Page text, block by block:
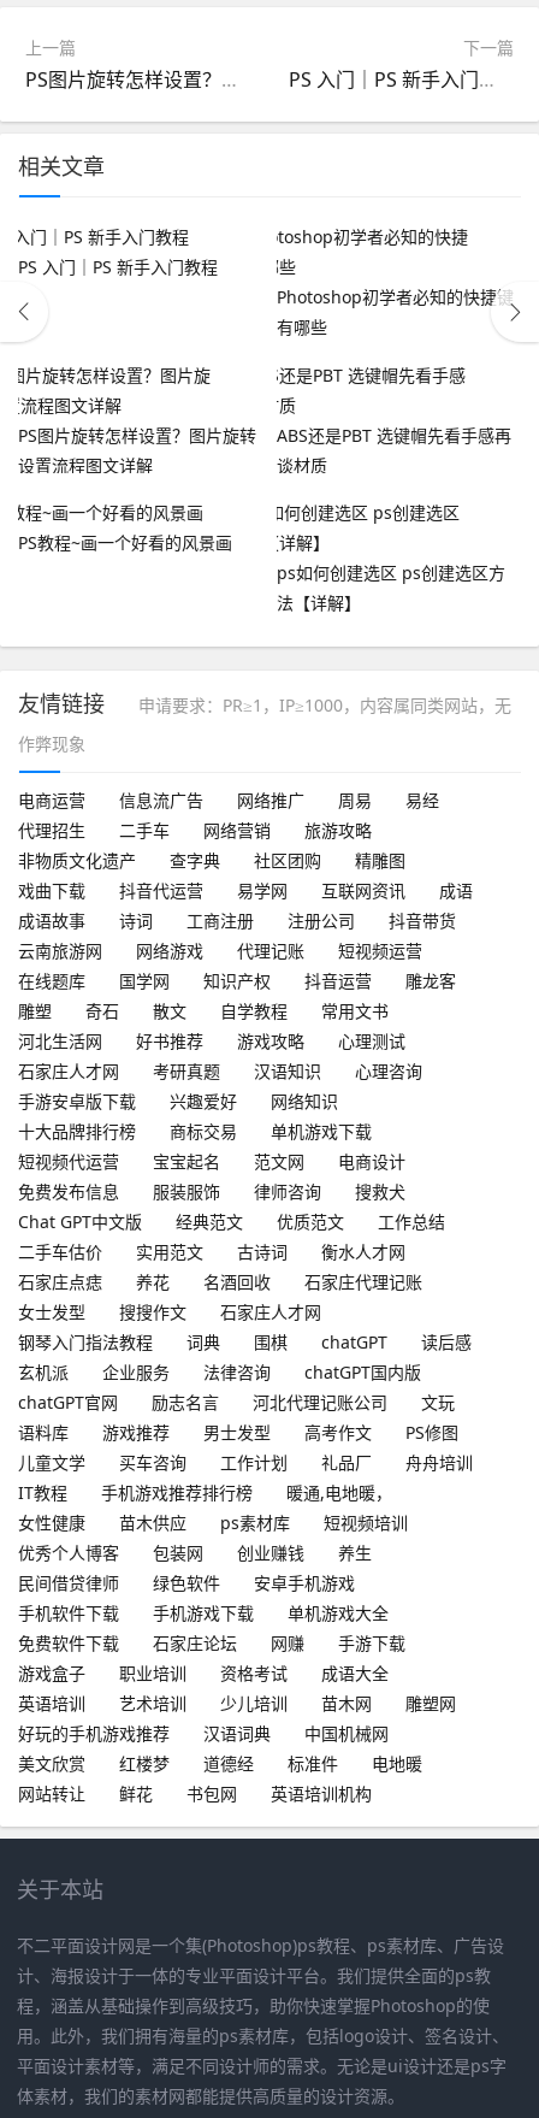
上一篇
PS图片旋转怎样设置？图片旋转设置流程图文详解
下一篇
PS 入门｜PS 新手入门教程
相关文章
PS 入门｜PS 新手入门教程
Photoshop初学者必知的快捷键
有哪些
PS图片旋转怎样设置？图片旋转
设置流程图文详解
ABS还是PBT 选键帽先看手感再
谈材质
PS教程~画一个好看的风景画
ps如何创建选区 ps创建选区方
法【详解】
友情链接
申请要求：PR≥1，IP≥1000，内容属同类网站，无
作弊现象
电商运营 信息流广告 网络推广 周易
易经
代理招生
二手车 网络营销
旅游攻略
非物质文化遗产
查字典 社区团购
精雕图
戏曲下载
抖音代运营 易学网 互联网资讯
成语
成语故事
诗词 工商注册 注册公司
抖音带货
云南旅游网
网络游戏 代理记账
短视频运营
在线题库
国学网 知识产权 抖音运营
雕龙客
雕塑
奇石 散文 自学教程
常用文书
河北生活网
好书推荐 游戏攻略
心理测试
石家庄人才网
考研真题 汉语知识
心理咨询
手游安卓版下载
兴趣爱好
网络知识
十大品牌排行榜
商标交易
单机游戏下载
短视频代运营
宝宝起名 范文网
电商设计
免费发布信息
服装服饰 律师咨询
搜救犬
Chat GPT中文版
经典范文 优质范文
工作总结
二手车估价
实用范文 古诗词
衡水人才网
石家庄点痣
养花 名酒回收
石家庄代理记账
女士发型
搜搜作文
石家庄人才网
钢琴入门指法教程
词典 围棋 chatGPT
读后感
玄机派
企业服务 法律咨询
chatGPT国内版
chatGPT官网
励志名言 河北代理记账公司
文玩
语料库
游戏推荐 男士发型 高考作文
PS修图
儿童文学
买车咨询 工作计划 礼品厂
舟舟培训
IT教程
手机游戏推荐排行榜
暖通,电地暖，
女性健康
苗木供应 ps素材库
短视频培训
优秀个人博客
包装网 创业赚钱
养生
民间借贷律师
绿色软件
安卓手机游戏
手机软件下载
手机游戏下载
单机游戏大全
免费软件下载
石家庄论坛 网赚
手游下载
游戏盒子
职业培训 资格考试
成语大全
英语培训
艺术培训 少儿培训 苗木网
雕塑网
好玩的手机游戏推荐
汉语词典
中国机械网
美文欣赏
红楼梦 道德经 标准件
电地暖
网站转让
鲜花 书包网 英语培训机构
关于本站
不二平面设计网是一个集(Photoshop)ps教程、ps素材库、广告设
计、海报设计于一体的专业平面设计平台。我们提供全面的ps教
程，涵盖从基础操作到高级技巧，助你快速掌握Photoshop的使
用。此外，我们拥有海量的ps素材库，包括logo设计、签名设计、
平面设计素材等，满足不同设计师的需求。无论是ui设计还是ps字
体素材，我们的素材网都能提供高质量的设计资源。